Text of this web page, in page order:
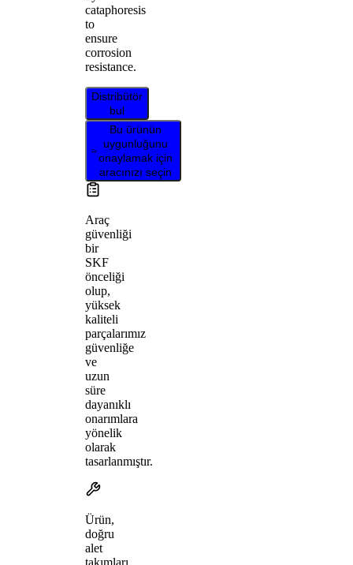
cataphoresis
to
ensure
corrosion
resistance.
Distribütör
bul
Bu ürünün
uygunluğunu
onaylamak için
aracınızı seçin
Araç
güvenliği
bir
SKF
önceliği
olup,
yüksek
kaliteli
parçalarımız
güvenliğe
ve
uzun
süre
dayanıklı
onarımlara
yönelik
olarak
tasarlanmıştır.
Ürün,
doğru
alet
takımları